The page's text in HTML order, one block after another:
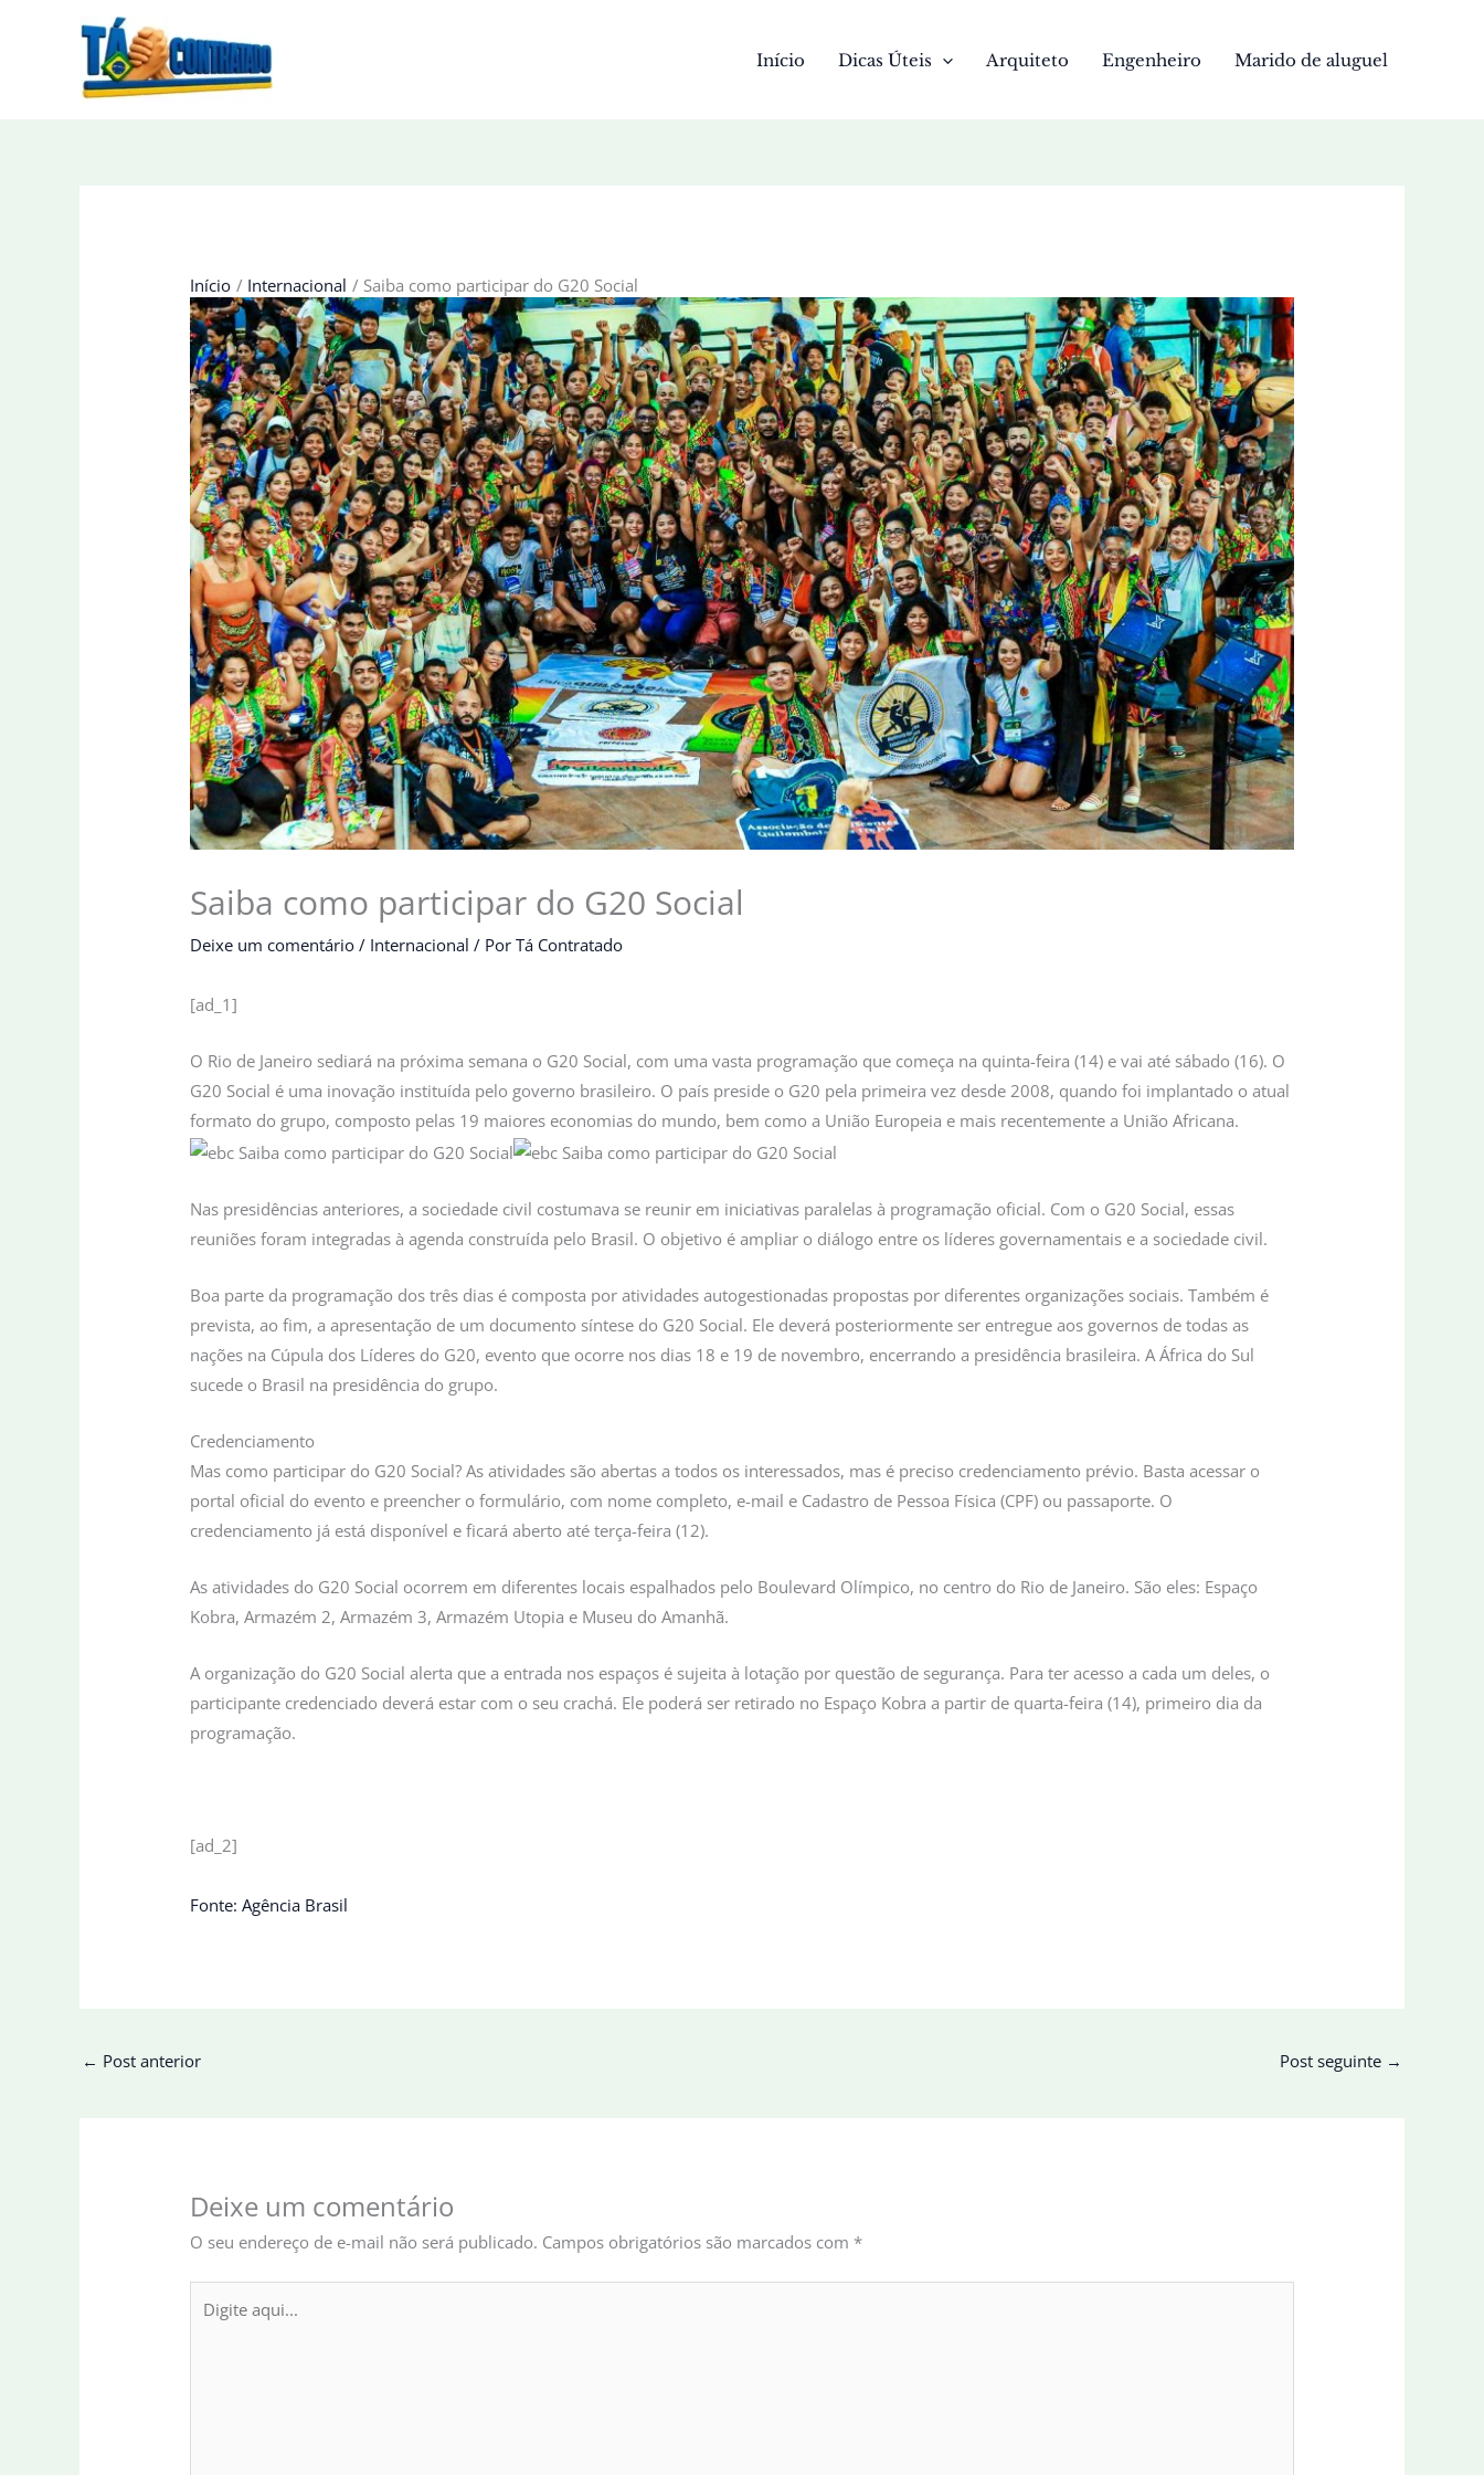
Início Dicas Úteis Arquiteto Engenheiro Marido de aluguel
Início Internacional Saiba como participar do G20 Social
Saiba como participar do G20 Social
Deixe um comentário / Internacional / PorTá Contratado
[ad_1]
O Rio de Janeiro sediará na próxima semana o G20 Social, com uma vasta programação que começa na quinta-feira (14) e vai até sábado (16). O
G20 Social é uma inovação instituída pelo governo brasileiro. O país preside o G20 pela primeira vez desde 2008, quando foi implantado o atual
formato do grupo, composto pelas 19 maiores economias do mundo, bem como a União Europeia e mais recentemente a União Africana.
Nas presidências anteriores, a sociedade civil costumava se reunir em iniciativas paralelas à programação oficial. Com o G20 Social, essas
reuniões foram integradas à agenda construída pelo Brasil. O objetivo é ampliar o diálogo entre os líderes governamentais e a sociedade civil.
Boa parte da programação dos três dias é composta por atividades autogestionadas propostas por diferentes organizações sociais. Também é
prevista, ao fim, a apresentação de um documento síntese do G20 Social. Ele deverá posteriormente ser entregue aos governos de todas as
nações na Cúpula dos Líderes do G20, evento que ocorre nos dias 18 e 19 de novembro, encerrando a presidência brasileira. A África do Sul
sucede o Brasil na presidência do grupo.
Credenciamento
Mas como participar do G20 Social? As atividades são abertas a todos os interessados, mas é preciso credenciamento prévio. Basta acessar o
portal oficial do evento e preencher o formulário, com nome completo, e-mail e Cadastro de Pessoa Física (CPF) ou passaporte. O
credenciamento já está disponível e ficará aberto até terça-feira (12).
As atividades do G20 Social ocorrem em diferentes locais espalhados pelo Boulevard Olímpico, no centro do Rio de Janeiro. São eles: Espaço
Kobra, Armazém 2, Armazém 3, Armazém Utopia e Museu do Amanhã.
A organização do G20 Social alerta que a entrada nos espaços é sujeita à lotação por questão de segurança. Para ter acesso a cada um deles, o
participante credenciado deverá estar com o seu crachá. Ele poderá ser retirado no Espaço Kobra a partir de quarta-feira (14), primeiro dia da
programação.
[ad_2]
Fonte: Agência Brasil
← Post anterior Post seguinte →
Deixe um comentário
O seu endereço de e-mail não será publicado. Campos obrigatórios são marcados com *
aqui...